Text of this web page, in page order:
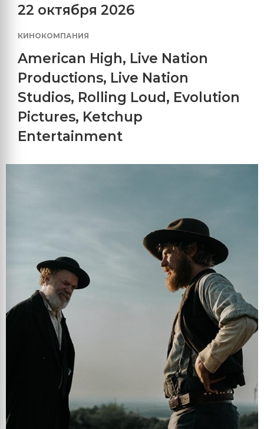
22 октября 2026
КИНОКОМПАНИЯ
American High, Live Nation
Productions, Live Nation
Studios, Rolling Loud , Evolution
Pictures, Ketchup
Entertainment